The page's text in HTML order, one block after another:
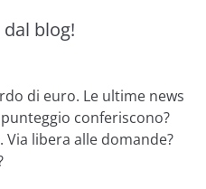
blog!
di euro. Le ultime news
conferiscono?
Via libera alle domande?